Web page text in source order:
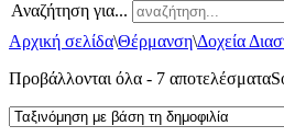
Αναζήτηση για...
Αρχική σελίδα\Θέρμανση\Δοχεία
Προβάλλονται όλα - 7 αποτελέσματα